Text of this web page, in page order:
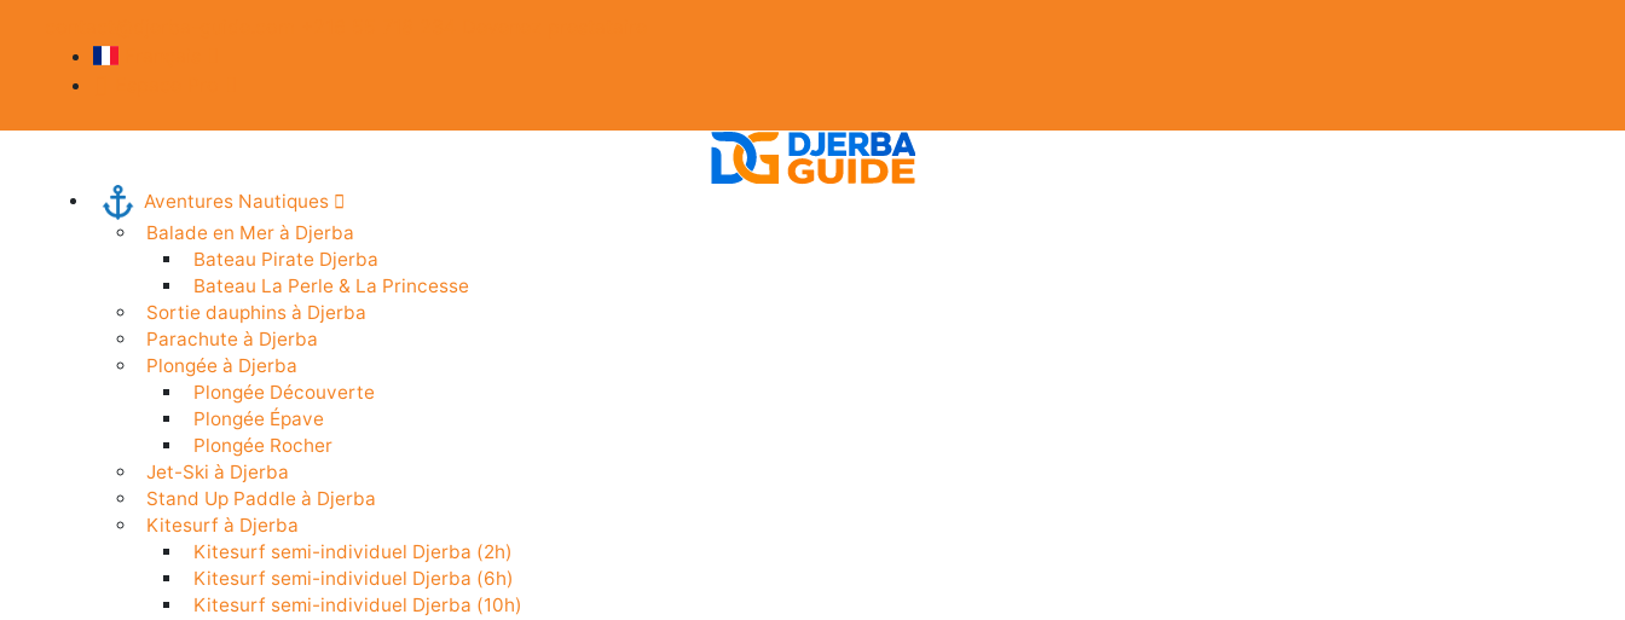
Aventures Nautiques
Balade en Mer à Djerba
Bateau Pirate Djerba
Bateau La Perle & La Princesse
Sortie dauphins à Djerba
Parachute à Djerba
Plongée à Djerba
Plongée Découverte
Plongée Épave
Plongée Rocher
Jet-Ski à Djerba
Stand Up Paddle à Djerba
Kitesurf à Djerba
Kitesurf semi-individuel Djerba (2h)
Kitesurf semi-individuel Djerba (6h)